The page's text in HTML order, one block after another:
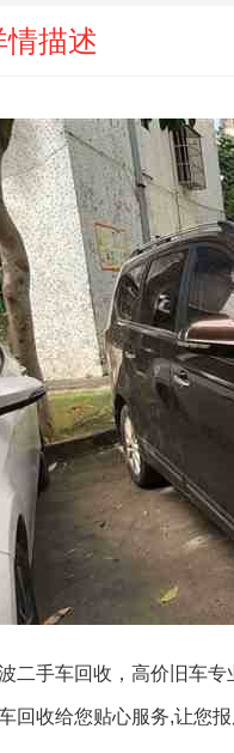
情描述
二手车回收，高价旧车
回收给您贴心服务,让您